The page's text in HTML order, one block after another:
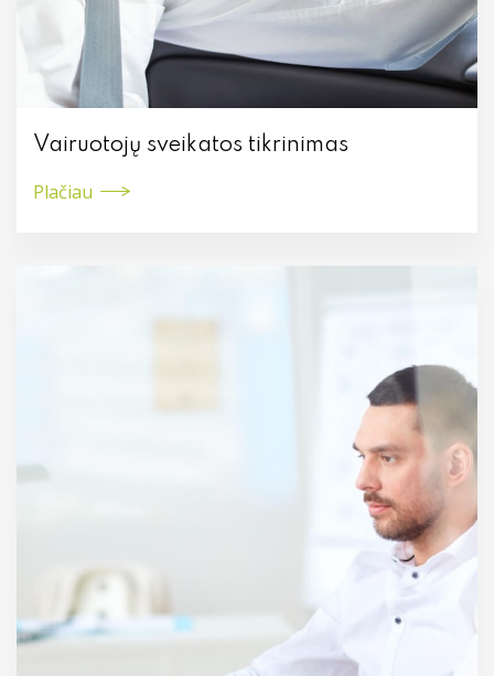
Vairuotojų sveikatos tikrinimas
Plačiau